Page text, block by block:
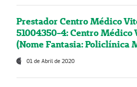
Prestador Centro Médico
51004350-4: Centro Médico
(Nome Fantasia: Policlínica
01 de Abril de 2020